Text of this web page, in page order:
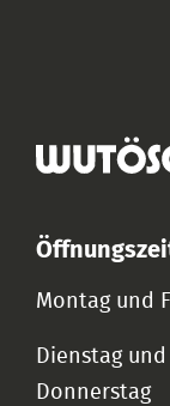
Montag und
Dienstag und
Donnerstag